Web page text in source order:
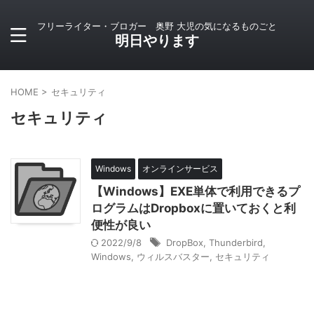
フリーライター・ブロガー 奥野 大児の気になるものごと
明日やります
HOME > セキュリティ
セキュリティ
Windows オンラインサービス
【Windows】EXE単体で利用できるプ
ログラムはDropboxに置いておくと利
便性が良い
2022/9/8 DropBox Thunderbird
Windows
ウィルスバスター セキュリティ